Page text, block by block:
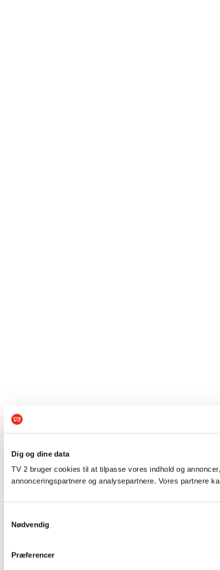
Dig og dine data
TV 2 bruger cookies til at tilpasse vores indhold og
annonceringspartnere og analysepartnere. Vores partnere
Nødvendig
Præferencer